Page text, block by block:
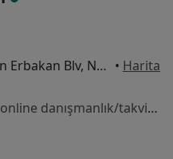
Üngüt, Prof. Dr. Necmettin Erbakan Blv, No:209, Onikişubat, Kahramanmaraş • Harita
Bu uzman ilgili adres için online danışmanlık/takvim sunmuyor.